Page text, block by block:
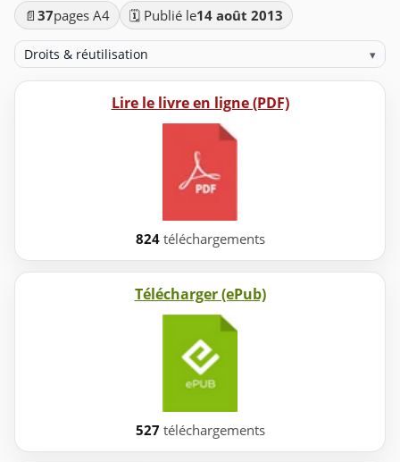
📄 37pages A4 🗓️ Publié le14 août 2013
Droits & réutilisation ▾
Lire le livre en ligne (PDF)
824téléchargements
Télécharger (ePub)
527 téléchargements